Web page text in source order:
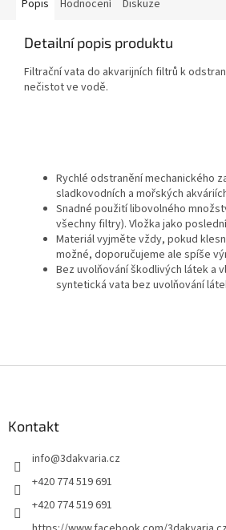
Popis Hodnocení Diskuze
Detailní popis produktu
Filtrační vata do akvarijních filtrů k
nečistot ve vodě.
Rychlé odstranění mechanického
sladkovodních a mořských
Snadné použití libovolného
všechny filtry). Vložka jako
Materiál vyjměte vždy, pokud
možné, doporučujeme ale spíše
Bez uvolňování škodlivých látek a
syntetická vata bez uvolňování
Kontakt
info@3dakvaria.cz
+420 774 519 691
+420 774 519 691